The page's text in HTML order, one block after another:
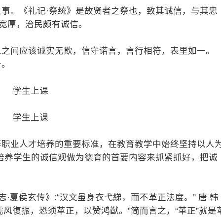
《礼记·祭统》是故贤者之祭也，致其诚信，与其忠
厚，治民颇有诚信。
应该诚实无欺，信守诺言，言行相符，表里如一。
学生上课
学生上课
职业人才培养的重要标准，在教育教学中始终坚持以人
学生的诚信观做为德育的首要内容来抓紧抓好，把诚
侯玄传》:“汉文虽身衣弋綈，而不革正法度。” 唐 韩
復振，恐须革正，以赞鸿猷。”简而言之，“革正”就是